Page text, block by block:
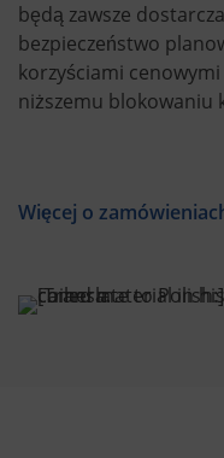
będą zawsze
bezpieczeństwo
korzyściami
niższemu blokowaniu
Więcej o